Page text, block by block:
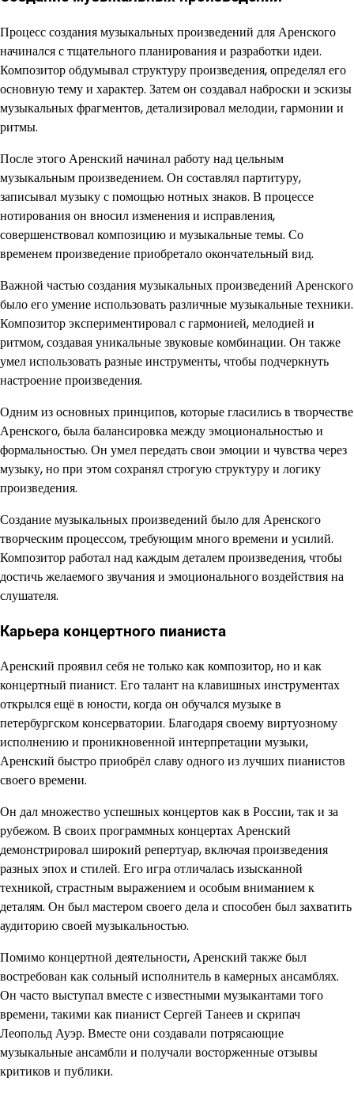
Процесс создания музыкальных произведений для Аренского
начинался с тщательного планирования и разработки идеи.
Композитор обдумывал структуру произведения, определял его
основную тему и характер. Затем он создавал наброски и эскизы
музыкальных фрагментов, детализировал мелодии, гармонии и
ритмы.
После этого Аренский начинал работу над цельным
музыкальным произведением. Он составлял партитуру,
записывал музыку с помощью нотных знаков. В процессе
нотирования он вносил изменения и исправления,
совершенствовал композицию и музыкальные темы. Со
временем произведение приобретало окончательный вид.
Важной частью создания музыкальных произведений Аренского
было его умение использовать различные музыкальные техники.
Композитор экспериментировал с гармонией, мелодией и
ритмом, создавая уникальные звуковые комбинации. Он также
умел использовать разные инструменты, чтобы подчеркнуть
настроение произведения.
Одним из основных принципов, которые гласились в творчестве
Аренского, была балансировка между эмоциональностью и
формальностью. Он умел передать свои эмоции и чувства через
музыку, но при этом сохранял строгую структуру и логику
произведения.
Создание музыкальных произведений было для Аренского
творческим процессом, требующим много времени и усилий.
Композитор работал над каждым деталем произведения, чтобы
достичь желаемого звучания и эмоционального воздействия на
слушателя.
Карьера концертного пианиста
Аренский проявил себя не только как композитор, но и как
концертный пианист. Его талант на клавишных инструментах
открылся ещё в юности, когда он обучался музыке в
петербургском консерватории. Благодаря своему виртуозному
исполнению и проникновенной интерпретации музыки,
Аренский быстро приобрёл славу одного из лучших пианистов
своего времени.
Он дал множество успешных концертов как в России, так и за
рубежом. В своих программных концертах Аренский
демонстрировал широкий репертуар, включая произведения
разных эпох и стилей. Его игра отличалась изысканной
техникой, страстным выражением и особым вниманием к
деталям. Он был мастером своего дела и способен был захватить
аудиторию своей музыкальностью.
Помимо концертной деятельности, Аренский также был
востребован как сольный исполнитель в камерных ансамблях.
Он часто выступал вместе с известными музыкантами того
времени, такими как пианист Сергей Танеев и скрипач
Леопольд Ауэр. Вместе они создавали потрясающие
музыкальные ансамбли и получали восторженные отзывы
критиков и публики.